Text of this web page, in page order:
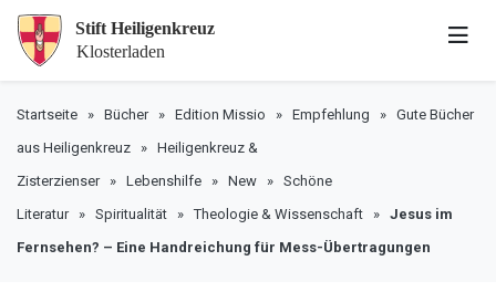
Startseite » Bücher» Edition Missio » Empfehlung » Gute Bücher
aus Heiligenkreuz » Heiligenkreuz &
Zisterzienser» Lebenshilfe » New » Schöne
Literatur» Spiritualität »Theologie & Wissenschaft » Jesus im
Fernsehen? – Eine Handreichung für Mess-Übertragungen